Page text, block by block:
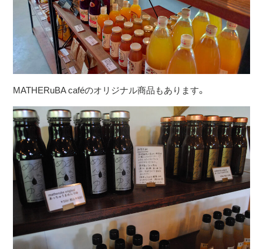
MATHERuBA caféのオリジナル商品もあります。